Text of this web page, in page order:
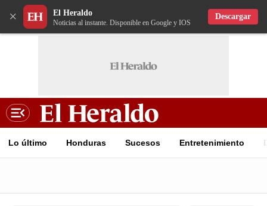
× El Heraldo
Noticias al instante. Disponible en Google y IOS
Descargar
Lo último Honduras Sucesos Entretenimiento